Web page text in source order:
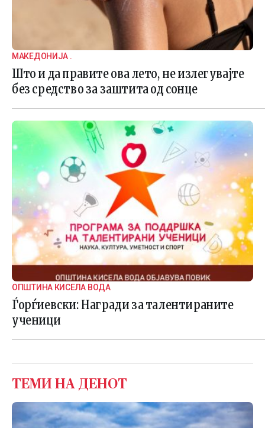
МАКЕДОНИЈА .
Што и да правите ова лето, не излегувајте
без средство за заштита од сонце
ОПШТИНА КИСЕЛА ВОДА
Ѓорѓиевски: Награди за талентираните
ученици
ТЕМИ НА ДЕНОТ